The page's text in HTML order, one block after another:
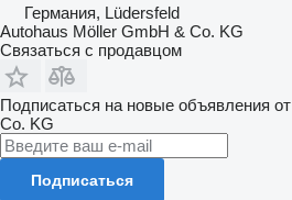
Германия, Lüdersfeld
Autohaus Möller GmbH & Co. KG
Связаться с продавцом
Подписаться на новые объявления
Co. KG
Подписаться